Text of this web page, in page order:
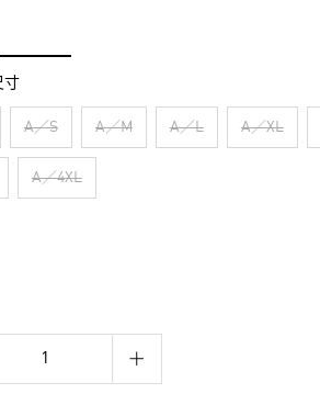
寸
A／S A／M A／L A／XL
A／4XL